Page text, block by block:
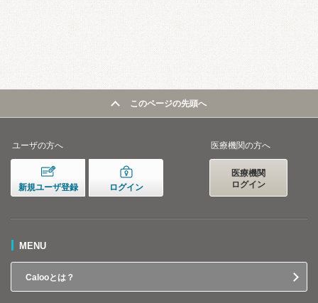
このページの先頭へ
ユーザの方へ
新規ユーザ登録 ログイン
医療機関の方へ
医療機関
ログイン
MENU
Calooとは？